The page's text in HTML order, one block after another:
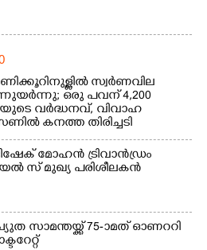
സ്വർണവില
ഒരു പവന് 4,200
വർദ്ധനവ്, വിവാഹ
കനത്ത തിരിച്ചടി
മോഹൻ ട്രിവാൻഡ്രം
സ് മുഖ്യ പരിശീലകൻ
സാമന്തയ്ക്ക് 75-ാമത് ഓണററി